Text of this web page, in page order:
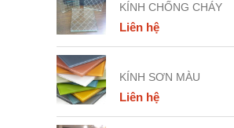
KÍNH CHỐNG CHÁY
Liên hệ
KÍNH SƠN MÀU
Liên hệ